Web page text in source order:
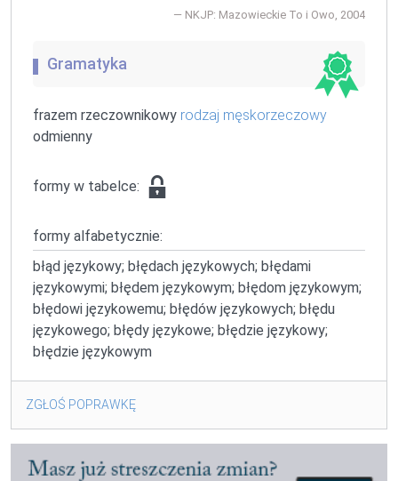
NKJP: Mazowieckie To i Owo, 2004
Gramatyka
frazem rzeczownikowy rodzaj męskorzeczowy
odmienny
formy w tabelce:
formy alfabetycznie:
błąd językowy; błędach językowych; błędami
językowymi; błędem językowym; błędom językowym;
błędowi językowemu; błędów językowych; błędu
językowego; błędy językowe; błędzie językowy;
błędzie językowym
ZGŁOŚ POPRAWKĘ